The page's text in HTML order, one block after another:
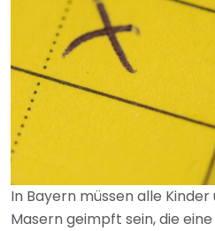
In Bayern müssen alle
Masern geimpft sein, die